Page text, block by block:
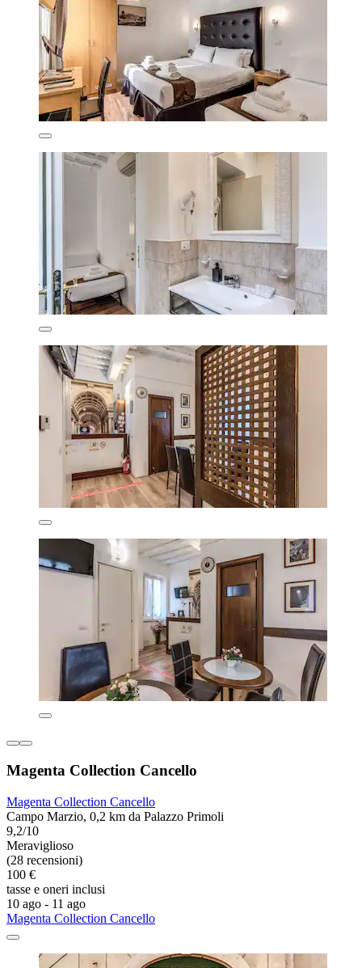
Magenta Collection Cancello
Magenta Collection Cancello
Campo Marzio, 0,2 km da Palazzo Primoli
9,2/10
Meraviglioso
(28 recensioni)
100 €
tasse e oneri inclusi
10 ago - 11 ago
Magenta Collection Cancello